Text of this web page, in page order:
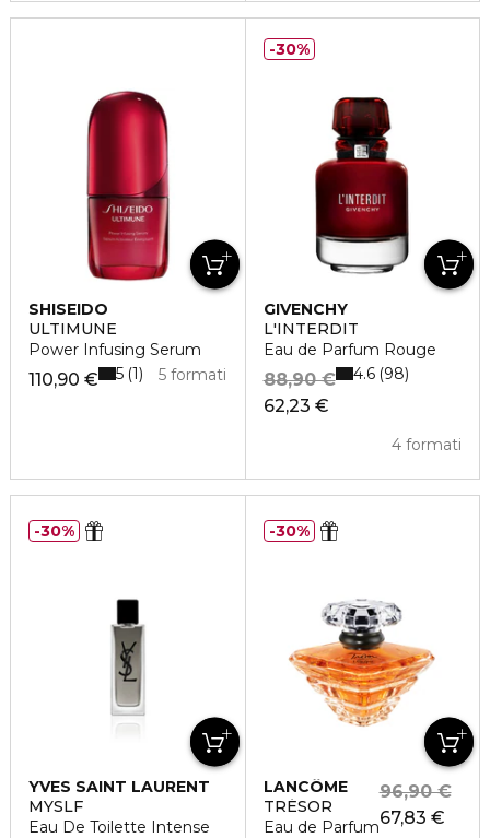
SHISEIDO
ULTIMUNE
Power Infusing Serum
110,90 € 5 formati
5 1
GIVENCHY
L'INTERDIT
Eau de Parfum Rouge
62,23 €
88,90 €
4 formati
4.6 98
30%
YVES SAINT LAURENT
MYSLF
Eau De Toilette Intense
30%
LANCÔME
TRÉSOR
Eau de Parfum67,83 €
96,90 €
30%